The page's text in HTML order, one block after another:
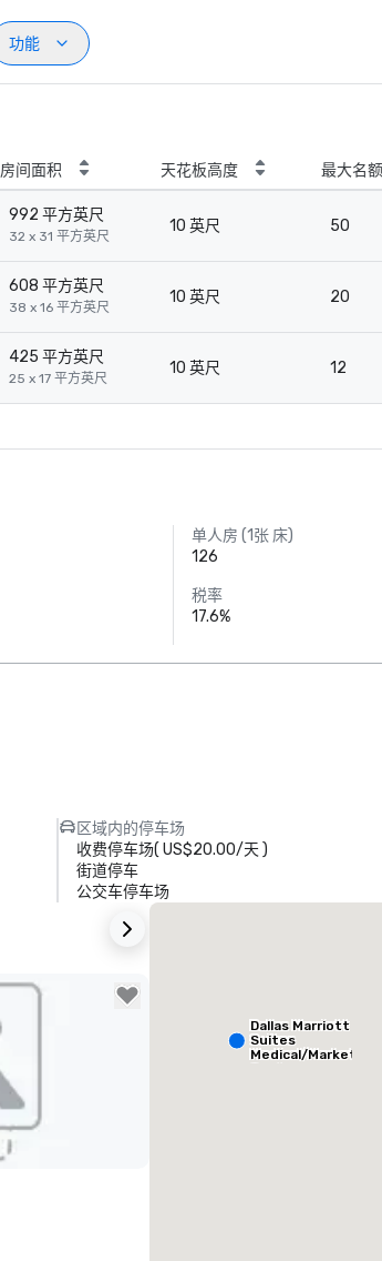
功能
房间面积 天花板高度 最大名额
992 平方英尺
32 x 31 平方英尺
10 英尺 50
608 平方英尺
38 x 16 平方英尺
10 英尺 20
425 平方英尺
25 x 17 平方英尺
10 英尺 12
单人房 (1张 床)
126
税率
17.6%
区域内的停车场
收费停车场( US$20.00/天)
街道停车
公交车停车场
Dallas Marriott
Suites
Medical/Market